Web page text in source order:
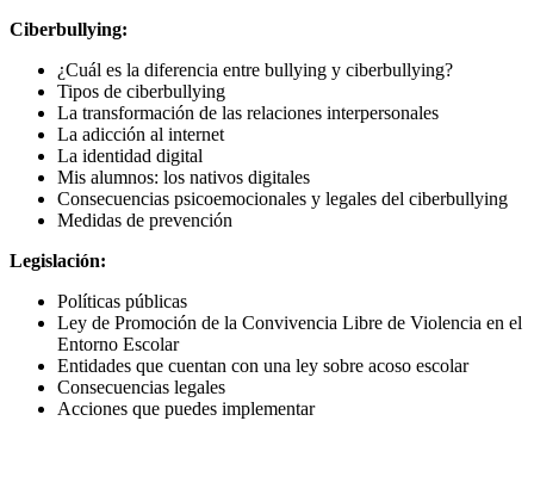
Ciberbullying:
¿Cuál es la diferencia entre bullying y ciberbullying?
Tipos de ciberbullying
La transformación de las relaciones interpersonales
La adicción al internet
La identidad digital
Mis alumnos: los nativos digitales
Consecuencias psicoemocionales y legales del ciberbullying
Medidas de prevención
Legislación:
Políticas públicas
Ley de Promoción de la Convivencia Libre de Violencia en el
Entorno Escolar
Entidades que cuentan con una ley sobre acoso escolar
Consecuencias legales
Acciones que puedes implementar